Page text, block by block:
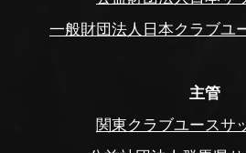
一般財団法人日本クラブユ
主管
関東クラブユースサ